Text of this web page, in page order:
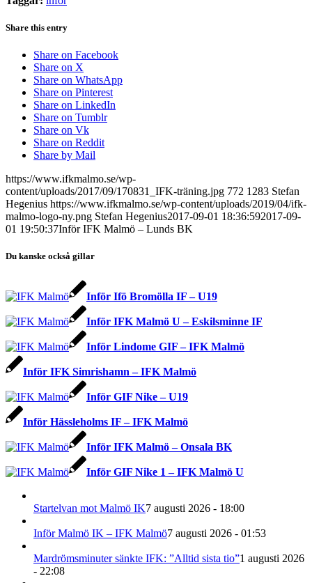
Share this entry
Share on Facebook
Share on X
Share on WhatsApp
Share on Pinterest
Share on LinkedIn
Share on Tumblr
Share on Vk
Share on Reddit
Share by Mail
https://www.ifkmalmo.se/wp-
content/uploads/2017/09/170831_IFK-träning.jpg 772 1283 Stefan
Hegenius https://www.ifkmalmo.se/wp-content/uploads/2019/04/ifk-
malmo-logo-ny.png Stefan Hegenius2017-09-01 18:36:592017-09-
01 19:50:37Inför IFK Malmö – Lunds BK
Du kanske också gillar
Inför Ifö Bromölla IF – U19
Inför IFK Malmö U – Eskilsminne IF
Inför Lindome GIF – IFK Malmö
Inför IFK Simrishamn – IFK Malmö
Inför GIF Nike – U19
Inför Hässleholms IF – IFK Malmö
Inför IFK Malmö – Onsala BK
Inför GIF Nike 1 – IFK Malmö U
Startelvan mot Malmö IK7 augusti 2026 - 18:00
Inför Malmö IK – IFK Malmö7 augusti 2026 - 01:53
Mardrömsminuter sänkte IFK: ”Alltid sista tio”1 augusti 2026
- 22:08